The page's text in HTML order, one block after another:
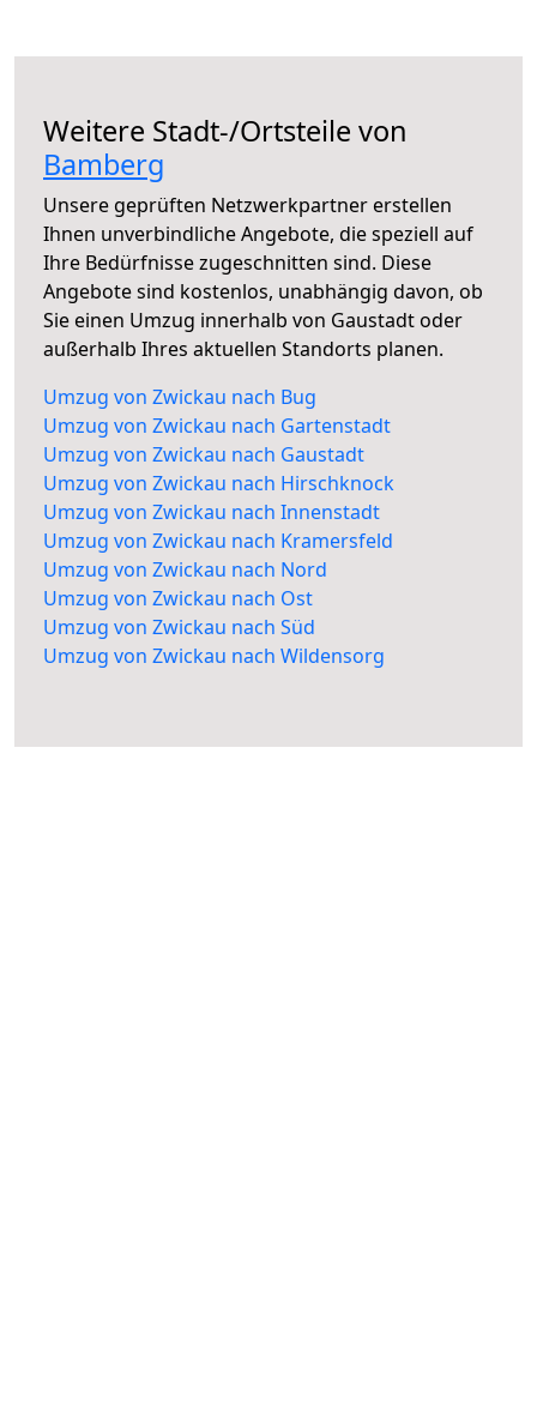
Weitere Stadt-/Ortsteile von
Bamberg
Unsere geprüften Netzwerkpartner erstellen
Ihnen unverbindliche Angebote, die speziell auf
Ihre Bedürfnisse zugeschnitten sind. Diese
Angebote sind kostenlos, unabhängig davon, ob
Sie einen Umzug innerhalb von Gaustadt oder
außerhalb Ihres aktuellen Standorts planen.
Umzug von Zwickau nach Bug
Umzug von Zwickau nach Gartenstadt
Umzug von Zwickau nach Gaustadt
Umzug von Zwickau nach Hirschknock
Umzug von Zwickau nach Innenstadt
Umzug von Zwickau nach Kramersfeld
Umzug von Zwickau nach Nord
Umzug von Zwickau nach Ost
Umzug von Zwickau nach Süd
Umzug von Zwickau nach Wildensorg